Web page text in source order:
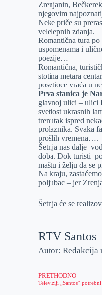
Zrenjanin,
njegovim
Neke priče su
velelepnih zdanja.
Romantična tura
uspomenama i
poezije…
Romantična,
stotina metara
posetioce vraća u
Prva stanica je
glavnoj ulici – ulici
svetlost ukrasnih
trenutak ispred
prolaznika. Svaka
prošlih vremena….
Šetnja nas dalje
doba. Dok turisti
maštu i želju da se
Na kraju,
poljubac – jer
Šetnja će se
RTV Santos
Autor: Redakcija
PRETHODNO
Televiziji „Santos“